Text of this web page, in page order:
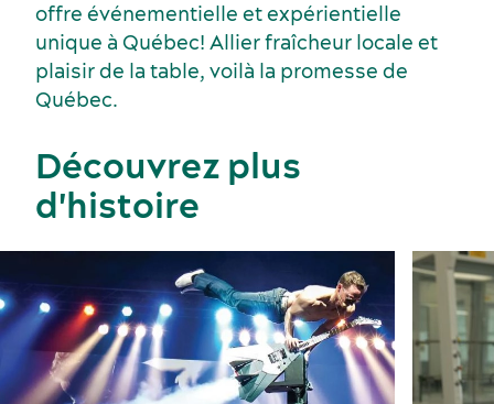
Dernières nouvelles
offre événementielle et expérientielle
unique à Québec! Allier fraîcheur locale et
plaisir de la table, voilà la promesse de
Québec.
Découvrez plus
d'histoire